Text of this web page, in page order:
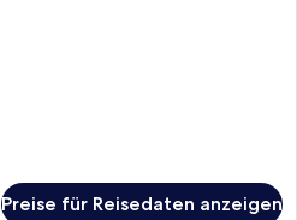
Preise für Reisedaten anzeigen